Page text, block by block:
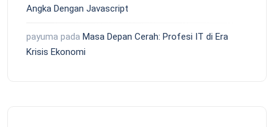
Angka Dengan Javascript
payuma pada Masa Depan Cerah: Profesi IT di Era
Krisis Ekonomi